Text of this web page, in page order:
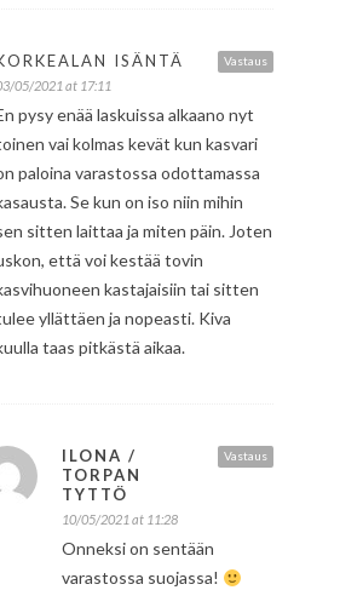
Vastaus
ISÄNTÄ
05/2021 at 17:11
pysy enää laskuissa alkaano nyt
vai kolmas kevät kun kasvari
paloina varastossa odottamassa
Se kun on iso niin mihin
sitten laittaa ja miten päin. Joten
että voi kestää tovin
kastajaisiin tai sitten
yllättäen ja nopeasti. Kiva
taas pitkästä aikaa.
Vastaus
ILONA /
TORPAN
TYTTÖ
10/05/2021 at 11:28
Onneksi on sentään
varastossa suojassa!